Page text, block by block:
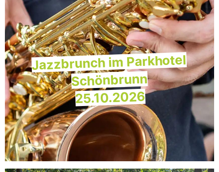
Jazzbrunch im Parkhotel
Schönbrunn
25.10.2026